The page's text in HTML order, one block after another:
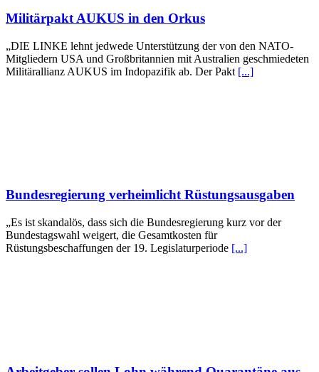
Militärpakt AUKUS in den Orkus
„DIE LINKE lehnt jedwede Unterstützung der von den NATO-
Mitgliedern USA und Großbritannien mit Australien geschmiedeten
Militärallianz AUKUS im Indopazifik ab. Der Pakt [...]
Bundesregierung verheimlicht Rüstungsausgaben
„Es ist skandalös, dass sich die Bundesregierung kurz vor der
Bundestagswahl weigert, die Gesamtkosten für
Rüstungsbeschaffungen der 19. Legislaturperiode [...]